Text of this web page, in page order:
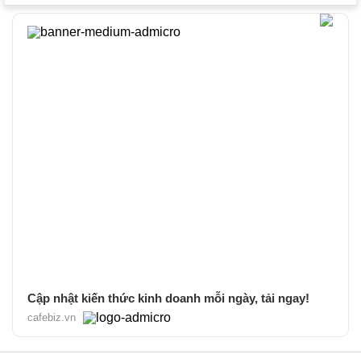
Cập nhật kiến thức kinh doanh mỗi ngày, tải ngay!
cafebiz.vn